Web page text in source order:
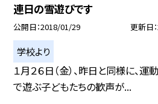
連日の雪遊びです
公開日 2018/01/29 更新日
学校より
１月２６日（金）、昨日と同様に、
で遊ぶ子どもたちの歓声が...